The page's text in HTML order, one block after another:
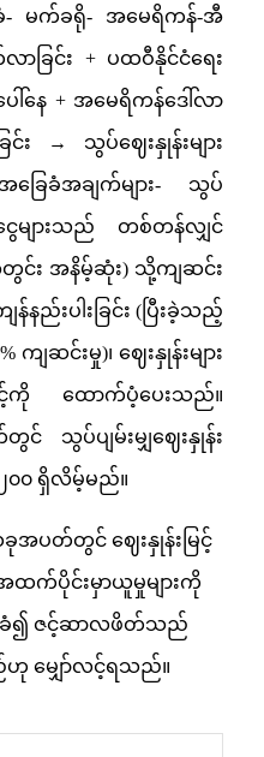
- မက်ခရို- အမေရိကန်-အီ
ာခြင်း + ပထဝီနိုင်ငံရေး
ါ်နေ + အမေရိကန်ဒေါ်လာ
င်း → သွပ်ဈေးနှုန်းများ
ြေခံအချက်များ- သွပ်
ငွေများသည် တစ်တန်လျှင်
တွင်း အနိမ့်ဆုံး) သို့ကျဆင်း
ည်းပါးခြင်း (ပြီးခဲ့သည့်
ျဆင်းမှု)၊ ဈေးနှုန်းများ
ထောက်ပံ့ပေးသည်။
သွပ်ပျမ်းမျှဈေးနှုန်း
၀ ရှိလိမ့်မည်။
ပတ်တွင် ဈေးနှုန်းမြင့်
အထက်ပိုင်းမှာယူမှုများကို
ေခံ၍ ဇင့်ဆာလဖိတ်သည်
ဟု မျှော်လင့်ရသည်။